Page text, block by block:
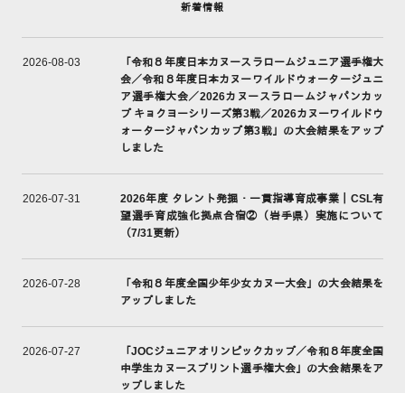
新着情報
2026-08-03
「令和８年度日本カヌースラロームジュニア選手権大
会／令和８年度日本カヌーワイルドウォータージュニ
ア選手権大会／2026カヌースラロームジャパンカッ
プ キョクヨーシリーズ第3戦／2026カヌーワイルドウ
ォータージャパンカップ第3戦」の大会結果をアップ
しました
2026-07-31
2026年度 タレント発掘・一貫指導育成事業｜CSL有
望選手育成強化拠点合宿②（岩手県）実施について
（7/31更新）
2026-07-28
「令和８年度全国少年少女カヌー大会」の大会結果を
アップしました
2026-07-27
「JOCジュニアオリンピックカップ／令和８年度全国
中学生カヌースプリント選手権大会」の大会結果をア
ップしました